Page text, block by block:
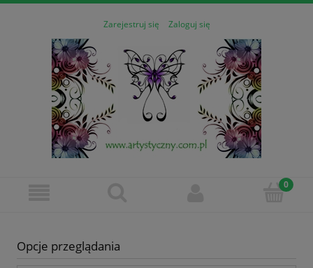
Zarejestruj się Zaloguj się
Opcje przeglądania